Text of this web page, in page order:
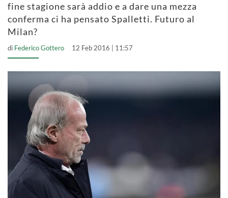
fine stagione sarà addio e a dare una mezza
conferma ci ha pensato Spalletti. Futuro al
Milan?
di Federico Gottero 12 Feb 2016 | 11:57